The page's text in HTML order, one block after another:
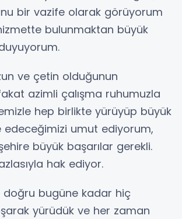
bir vazife olarak görüyorum
bulunmaktan büyük
ve çetin olduğunun
azimli çalışma ruhumuzla
hep birlikte yürüyüp büyük
edeceğimizi umut ediyorum,
büyük başarılar gerekli.
hak ediyor.
doğru bugüne kadar hiç
yürüdük ve her zaman